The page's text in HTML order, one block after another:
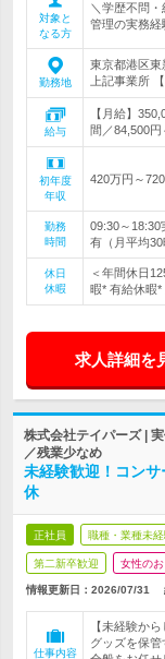
対象と
なる方
＼学歴不問
管理の実務経
勤務地
東京都港区東
上記事業所
給与
【月給】
間／84,500
初年度
年収
420万円～
勤務
時間
09:30～18:30
有（月平均
休日
休暇
＜年間休日
暇* 有給休暇*
求人詳細を
株式会社テイパーズ |
／残業少なめ
未経験歓迎！コン
休
正社員 職種・業種未
第二新卒歓迎 女性の
情報更新日：2026/07/31
仕事内容
【未経験か
グッズを保